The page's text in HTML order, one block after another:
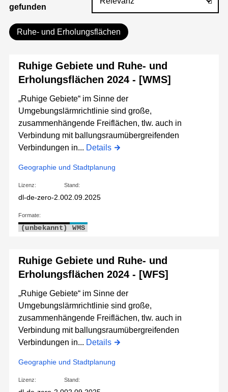
gefunden
Ruhe- und Erholungsflächen
Ruhige Gebiete und Ruhe- und
Erholungsflächen 2024 - [WMS]
„Ruhige Gebiete“ im Sinne der
Umgebungslärmrichtlinie sind große,
zusammenhängende Freiflächen, tlw. auch in
Verbindung mit ballungsraumübergreifenden
Verbindungen in... Details
Geographie und Stadtplanung
Lizenz:
dl-de-zero-2.0
Stand:
02.09.2025
Formate:
(unbekannt) WMS
Ruhige Gebiete und Ruhe- und
Erholungsflächen 2024 - [WFS]
„Ruhige Gebiete“ im Sinne der
Umgebungslärmrichtlinie sind große,
zusammenhängende Freiflächen, tlw. auch in
Verbindung mit ballungsraumübergreifenden
Verbindungen in... Details
Geographie und Stadtplanung
Lizenz: Stand: